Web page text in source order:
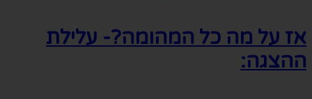
אז על מה כל המהומה?- עלילת
ההצגה: